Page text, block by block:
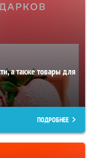
а также товары для
ПОДРОБНЕЕ